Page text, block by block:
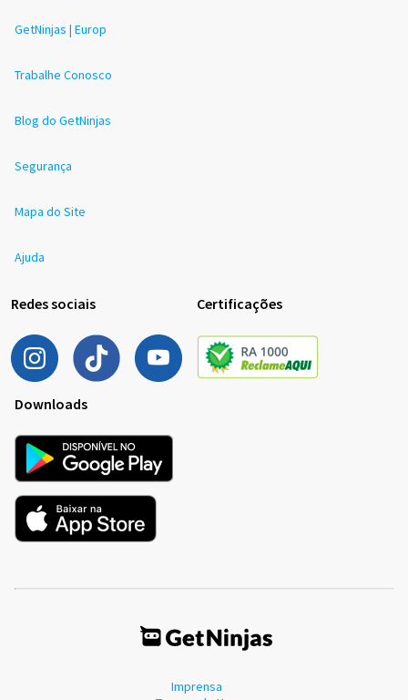
GetNinjas | Europ
Trabalhe Conosco
Blog do GetNinjas
Segurança
Mapa do Site
Ajuda
Redes sociais Certificações
Downloads
Imprensa